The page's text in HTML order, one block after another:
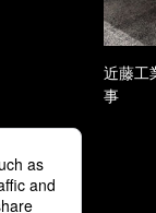
近藤工
事